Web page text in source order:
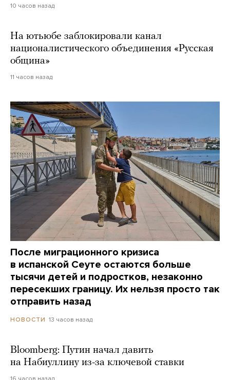
10 часов назад
На ютьюбе заблокировали канал
националистического объединения «Русская
община»
11 часов назад
После миграционного кризиса
в испанской Сеуте остаются больше
тысячи детей и подростков, незаконно
пересекших границу. Их нельзя просто так
отправить назад
НОВОСТИ 13 часов назад
Bloomberg: Путин начал давить
на Набиуллину из-за ключевой ставки
16 часов назад